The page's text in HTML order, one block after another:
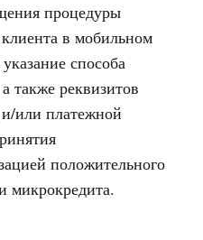
процедуры
в мобильном
способа
также реквизитов
или платежной
положительного
микрокредита.